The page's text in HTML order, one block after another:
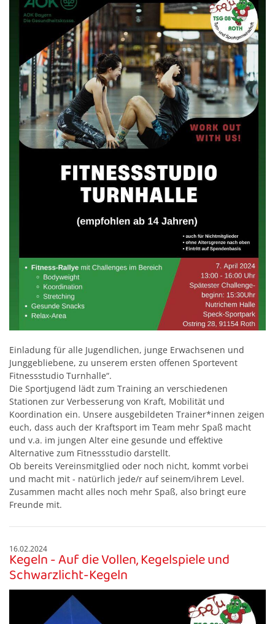
Einladung für alle Jugendlichen, junge Erwachsenen und
Junggebliebene, zu unserem ersten offenen Sportevent
Fitnessstudio Turnhalle“.
Die Sportjugend lädt zum Training an verschiedenen
Stationen zur Verbesserung von Kraft, Mobilität und
Koordination ein. Unsere ausgebildeten Trainer*innen zeigen
euch, dass auch der Kraftsport im Team mehr Spaß macht
und v.a. im jungen Alter eine gesunde und effektive
Alternative zum Fitnessstudio darstellt.
Ob bereits Vereinsmitglied oder noch nicht, kommt vorbei
und macht mit - natürlich jede/r auf seinem/ihrem Level.
Zusammen macht alles noch mehr Spaß, also bringt eure
Freunde mit.
16.02.2024
Kegeln - Auf die Vollen, Kegelspiele und
Schwarzlicht-Kegeln